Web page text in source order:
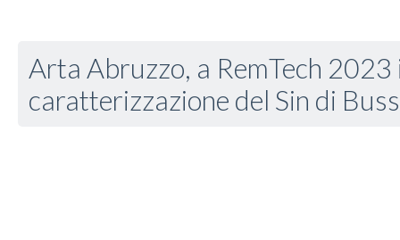
Arta Abruzzo, a RemTech 2023
caratterizzazione del Sin di